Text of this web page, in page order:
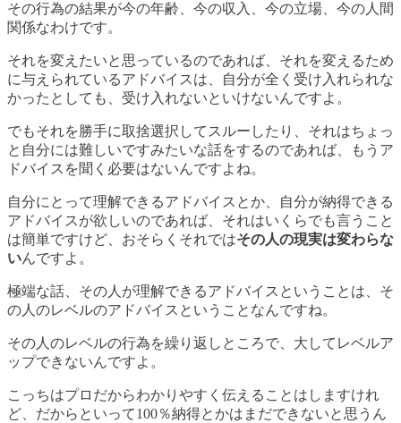
その行為の結果が今の年齢、今の収入、今の立場、今の人間
関係なわけです。
それを変えたいと思っているのであれば、それを変えるため
に与えられているアドバイスは、自分が全く受け入れられな
かったとしても、受け入れないといけないんですよ。
でもそれを勝手に取捨選択してスルーしたり、それはちょっ
と自分には難しいですみたいな話をするのであれば、もうア
ドバイスを聞く必要はないんですよね。
自分にとって理解できるアドバイスとか、自分が納得できる
アドバイスが欲しいのであれば、それはいくらでも言うこと
は簡単ですけど、おそらくそれではその人の現実は変わらな
いんですよ。
極端な話、その人が理解できるアドバイスということは、そ
の人のレベルのアドバイスということなんですね。
その人のレベルの行為を繰り返しところで、大してレベルア
ップできないんですよ。
こっちはプロだからわかりやすく伝えることはしますけれ
ど、だからといって100％納得とかはまだできないと思うん